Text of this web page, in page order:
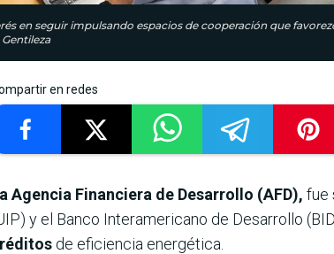
en seguir impulsando espacios de cooperación que
en redes
Agencia Financiera de Desarrollo (AFD), fue
y el Banco Interamericano de Desarrollo
de eficiencia energética.